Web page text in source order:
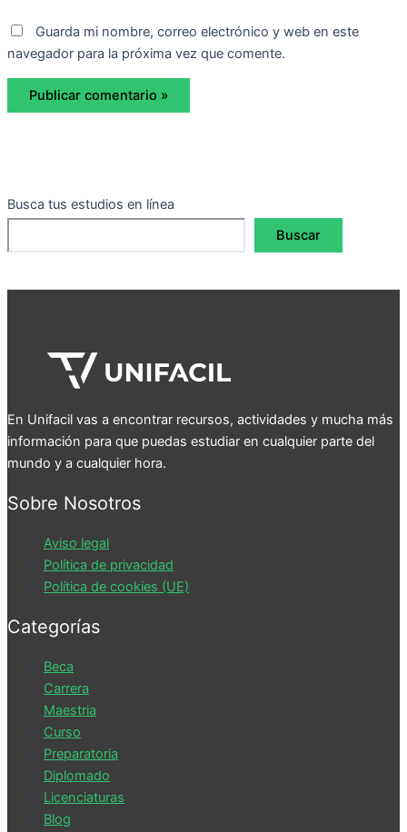
Guarda mi nombre, correo electrónico y web en este
navegador para la próxima vez que comente.
Busca tus estudios en línea
Buscar
En Unifacil vas a encontrar recursos, actividades y mucha más
información para que puedas estudiar en cualquier parte del
mundo y a cualquier hora.
Sobre Nosotros
Aviso legal
Política de privacidad
Política de cookies (UE)
Categorías
Beca
Carrera
Maestria
Curso
Preparatoria
Diplomado
Licenciaturas
Blog